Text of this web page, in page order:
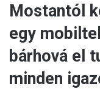
Mostantól
egy
bárhová el
minden